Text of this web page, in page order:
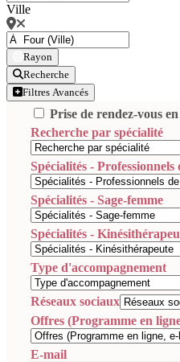
Ville
Rayon
Recherche
Filtres Avancés
Prise de rendez-vous
Recherche par spécialité
Spécialités -
Spécialités - Sage-femme
Spécialités -
Type d'accompagnement
Réseaux sociaux
Offres (Programme en
E-mail